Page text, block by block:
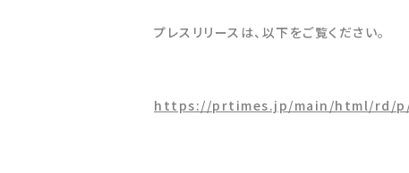
プレスリリースは、以下をご覧ください。
https://prtimes.jp/main/html/rd/p/